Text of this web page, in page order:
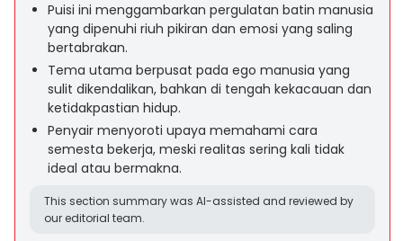
Puisi ini menggambarkan pergulatan batin manusia
yang dipenuhi riuh pikiran dan emosi yang saling
bertabrakan.
Tema utama berpusat pada ego manusia yang
sulit dikendalikan, bahkan di tengah kekacauan dan
ketidakpastian hidup.
Penyair menyoroti upaya memahami cara
semesta bekerja, meski realitas sering kali tidak
ideal atau bermakna.
This section summary was AI-assisted and reviewed by
our editorial team.